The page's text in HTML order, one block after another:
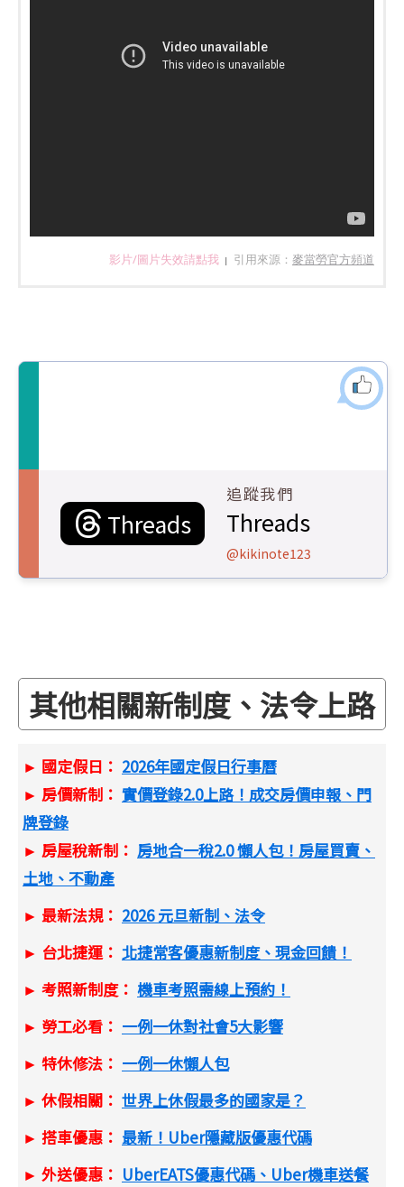
影片/圖片失效請點我 | 引用來源： 麥當勞官方頻道
Threads
追蹤我們
Threads
@kikinote123
其他相關新制度、法令上路
► 國定假日： 2026年國定假日行事曆
► 房價新制： 實價登錄2.0上路！成交房價申報、門
牌登錄
► 房屋稅新制： 房地合一稅2.0 懶人包！房屋買賣、
土地、不動產
► 最新法規： 2026 元旦新制、法令
► 台北捷運： 北捷常客優惠新制度、現金回饋！
► 考照新制度： 機車考照需線上預約！
► 勞工必看： 一例一休對社會5大影響
► 特休修法： 一例一休懶人包
► 休假相關： 世界上休假最多的國家是？
► 搭車優惠： 最新！Uber隱藏版優惠代碼
► 外送優惠： UberEATS優惠代碼、Uber機車送餐